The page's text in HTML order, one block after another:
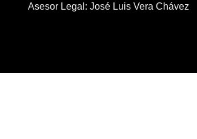
Asesor Legal: José Luis Vera Chávez